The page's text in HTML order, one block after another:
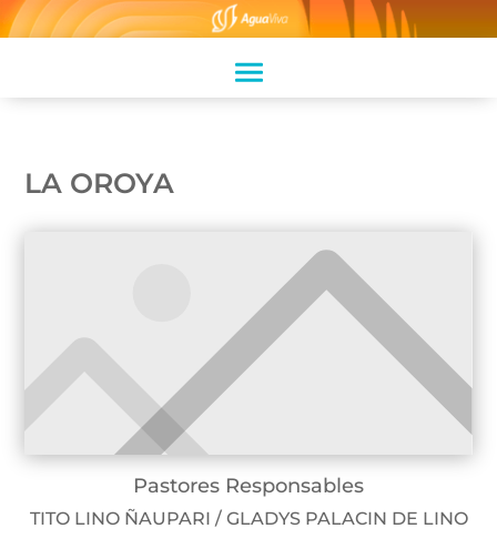
LA OROYA
Pastores Responsables
TITO LINO ÑAUPARI / GLADYS PALACIN DE LINO